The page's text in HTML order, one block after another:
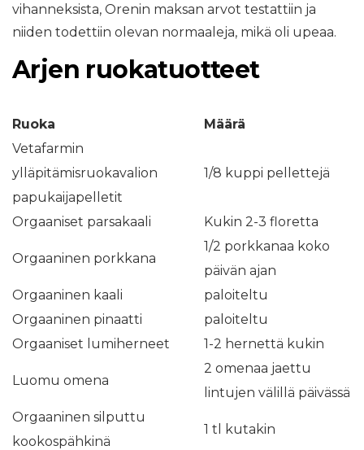
vihanneksista, Orenin maksan arvot testattiin ja
niiden todettiin olevan normaaleja, mikä oli upeaa.
Arjen ruokatuotteet
Ruoka
Määrä
Vetafarmin
ylläpitämisruokavalion
papukaijapelletit
1/8 kuppi pellettejä
Orgaaniset parsakaali Kukin 2-3 floretta
Orgaaninen porkkana
1/2 porkkanaa koko
päivän ajan
Orgaaninen kaali
paloiteltu
Orgaaninen pinaatti
paloiteltu
Orgaaniset lumiherneet
1-2 hernettä kukin
Luomu omena
2 omenaa jaettu
lintujen välillä päivässä
Orgaaninen silputtu
kookospähkinä
1 tl kutakin